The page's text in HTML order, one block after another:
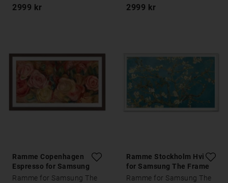
2999 kr 2999 kr
Ramme Copenhagen
Espresso for Samsung
The Frame
Ramme for Samsung The
Ramme Stockholm Hvit
for Samsung The Frame
Ramme for Samsung The